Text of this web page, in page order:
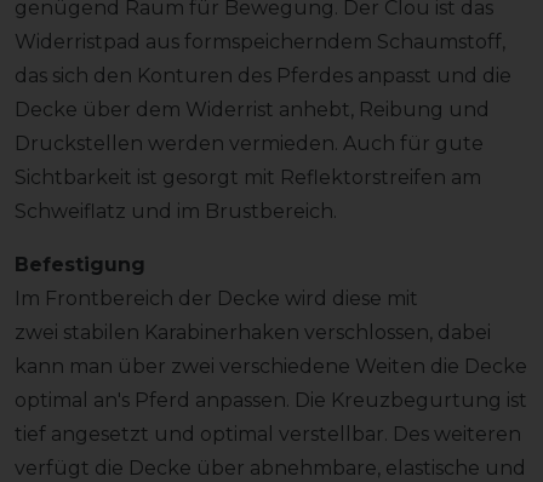
genügend Raum für Bewegung. Der Clou ist das
Widerristpad aus formspeicherndem Schaumstoff,
das sich den Konturen des Pferdes anpasst und die
Decke über dem Widerrist anhebt, Reibung und
Druckstellen werden vermieden. Auch für gute
Sichtbarkeit ist gesorgt mit Reflektorstreifen am
Schweiflatz und im Brustbereich.
Befestigung
Im Frontbereich der Decke wird diese mit
zwei stabilen Karabinerhaken verschlossen, dabei
kann man über zwei verschiedene Weiten die Decke
optimal an's Pferd anpassen. Die Kreuzbegurtung ist
tief angesetzt und optimal verstellbar. Des weiteren
verfügt die Decke über abnehmbare, elastische und